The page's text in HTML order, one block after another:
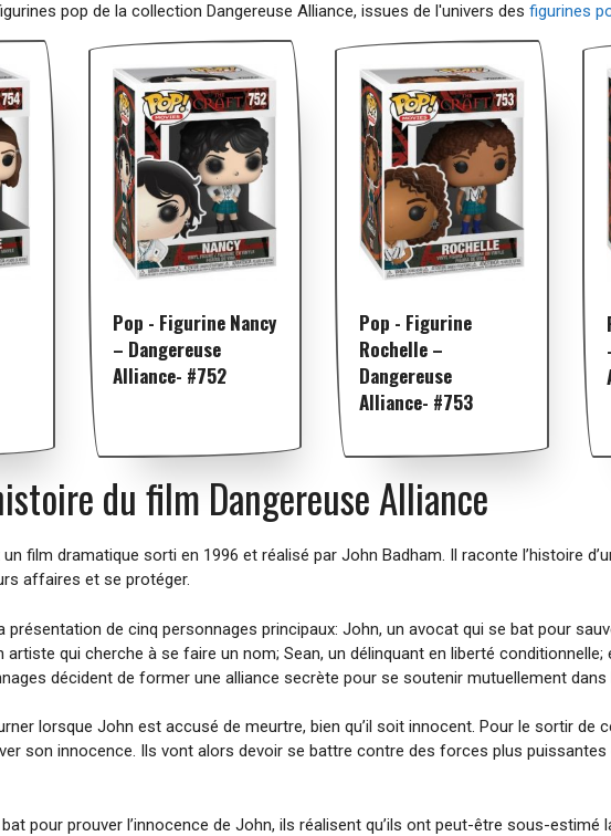
pop de la collection Dangereuse Alliance, issues de l'univers des figurines
Pop - Figurine Nancy
– Dangereuse
Alliance- #752
Pop - Figurine
Rochelle –
Dangereuse
Alliance- #753
du film Dangereuse Alliance
film dramatique sorti en 1996 et réalisé par John Badham. Il raconte l’histoire
affaires et se protéger.
de cinq personnages principaux: John, un avocat qui se bat pour
artiste qui cherche à se faire un nom; Sean, un délinquant en liberté
décident de former une alliance secrète pour se soutenir mutuellement
lorsque John est accusé de meurtre, bien qu’il soit innocent. Pour le sortir de
son innocence. Ils vont alors devoir se battre contre des forces plus
pour prouver l’innocence de John, ils réalisent qu’ils ont peut-être sous-